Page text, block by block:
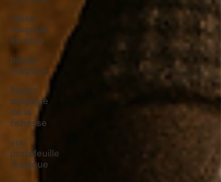
valise
magique
en euro
bague
magique
bague
magique
de la
richesse
vrai
portefeuille
magique